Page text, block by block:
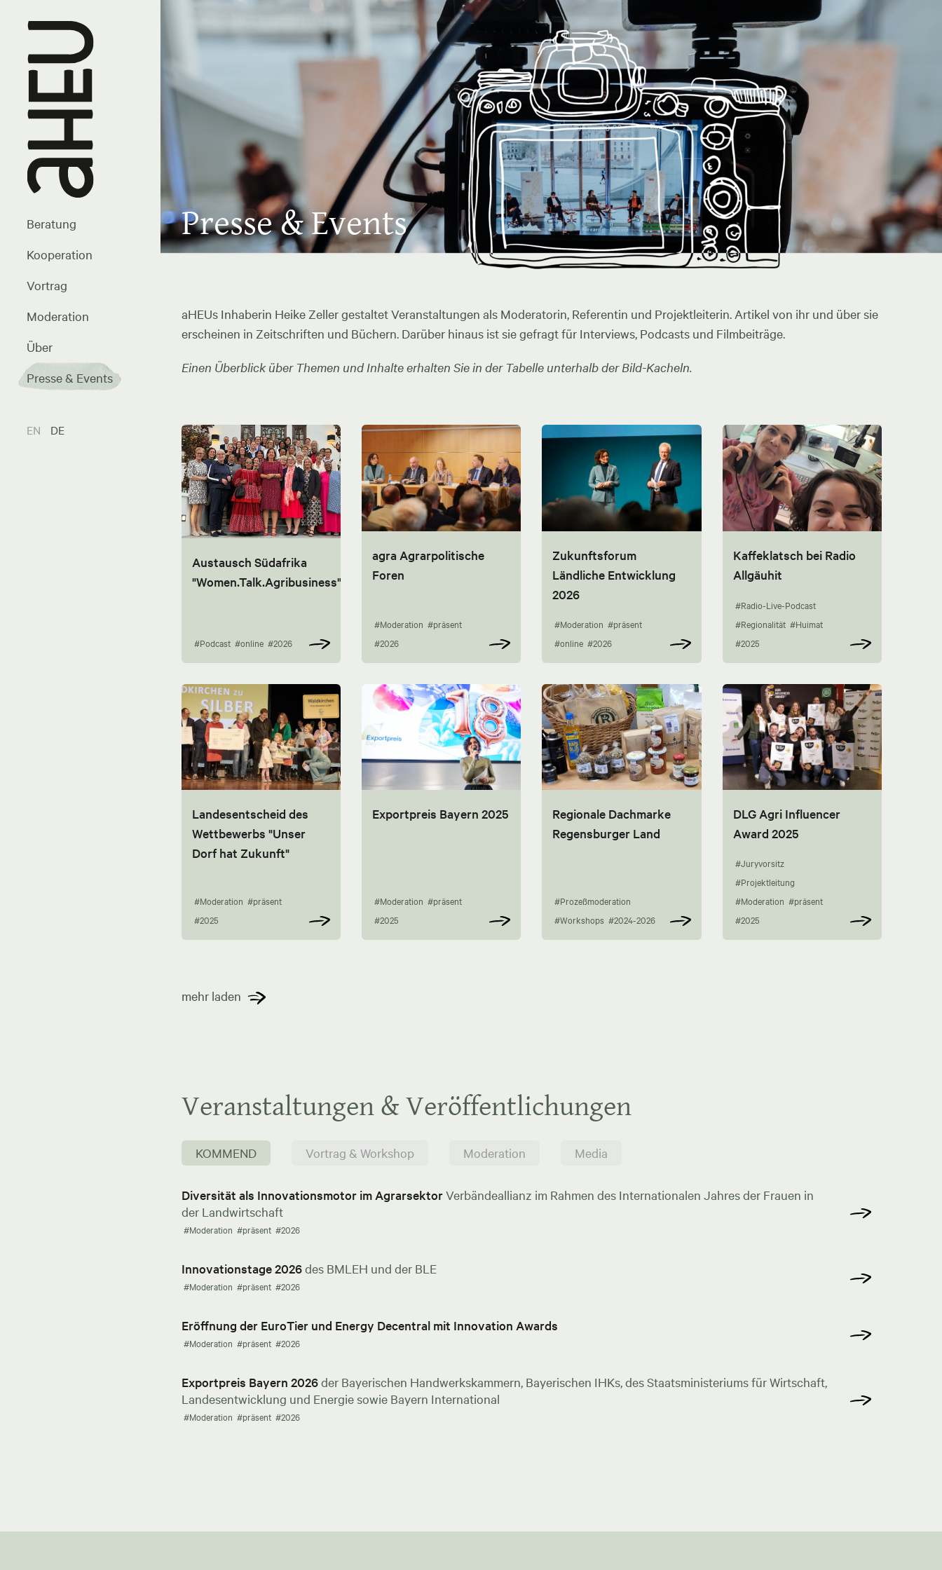
Beratung
Kooperation
Vortrag
Moderation
Über
Presse & Events
EN DE
Presse & Events
aHEUs Inhaberin Heike Zeller gestaltet Veranstaltungen als Moderatorin, Referentin und Projektleiterin. Artikel von ihr und über sie
erscheinen in Zeitschriften und Büchern. Darüber hinaus ist sie gefragt für Interviews, Podcasts und Filmbeiträge.
Einen Überblick über Themen und Inhalte erhalten Sie in der Tabelle unterhalb der Bild-Kacheln.
Austausch Südafrika
"Women.Talk.Agribusiness"
#Podcast #online #2026
agra Agrarpolitische
Foren
#Moderation #präsent
#2026
Zukunftsforum
Ländliche Entwicklung
2026
#Moderation #präsent
#online #2026
Kaffeklatsch bei Radio
Allgäuhit
#Radio-Live-Podcast
#Regionalität #Huimat
#2025
Landesentscheid des
Wettbewerbs "Unser
Dorf hat Zukunft"
#Moderation #präsent
#2025
Exportpreis Bayern 2025
#Moderation #präsent
#2025
Regionale Dachmarke
Regensburger Land
#Prozeßmoderation
#Workshops #2024-2026
DLG Agri Influencer
Award 2025
#Juryvorsitz
#Projektleitung
#Moderation #präsent
#2025
mehr laden
Veranstaltungen & Veröffentlichungen
KOMMEND Vortrag & Workshop Moderation Media
Diversität als Innovationsmotor im AgrarsektorVerbändeallianz im Rahmen des Internationalen Jahres der Frauen in
der Landwirtschaft
#Moderation #präsent #2026
Innovationstage 2026des BMLEH und der BLE
#Moderation #präsent #2026
Eröffnung der EuroTier und Energy Decentral mit Innovation Awards
#Moderation #präsent #2026
Exportpreis Bayern 2026der Bayerischen Handwerkskammern, Bayerischen IHKs, des Staatsministeriums für Wirtschaft,
Landesentwicklung und Energie sowie Bayern International
#Moderation #präsent #2026